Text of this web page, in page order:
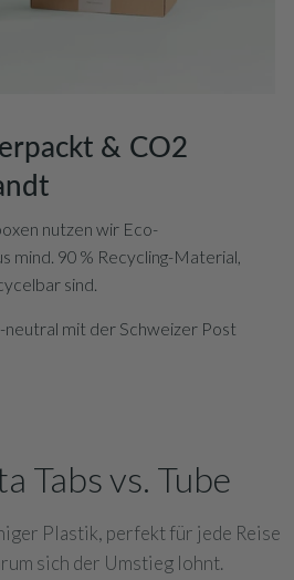
& CO2
nutzen wir Eco-
mind. 90 % Recycling-Material,
sind.
mit der Schweizer Post
Tabs vs. Tube
Plastik, perfekt für jede Reise
sich der Umstieg lohnt.